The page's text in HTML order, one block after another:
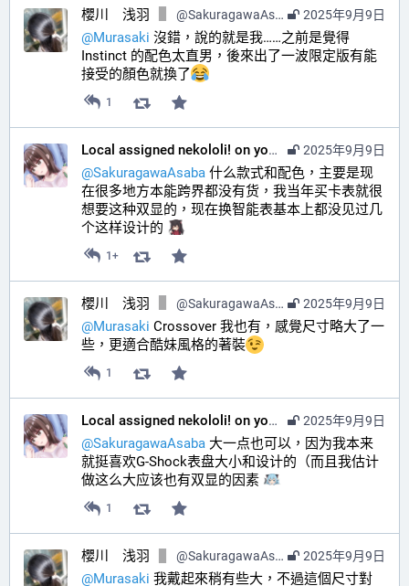
2025年9月9日
櫻川 浅羽 @SakuragawaAsaba@hub.sakuragawa.moe
@Murasaki 沒錯，說的就是我……之前是覺得
Instinct 的配色太直男，後來出了一波限定版有能
接受的顏色就換了
1
2025年9月9日
Local assigned nekololi! on your timeline :nacholook:
@SakuragawaAsaba 什么款式和配色，主要是现
在很多地方本能跨界都没有货，我当年买卡表就很
想要这种双显的，现在换智能表基本上都没见过几
个这样设计的
1+
2025年9月9日
櫻川 浅羽 @SakuragawaAsaba@hub.sakuragawa.moe
@Murasaki Crossover 我也有，感覺尺寸略大了一
些，更適合酷妹風格的著裝
1
2025年9月9日
Local assigned nekololi! on your timeline :nacholook:
@SakuragawaAsaba 大一点也可以，因为我本来
就挺喜欢G-Shock表盘大小和设计的（而且我估计
做这么大应该也有双显的因素
1
2025年9月9日
櫻川 浅羽 @SakuragawaAsaba@hub.sakuragawa.moe
@Murasaki 我戴起來稍有些大，不過這個尺寸對